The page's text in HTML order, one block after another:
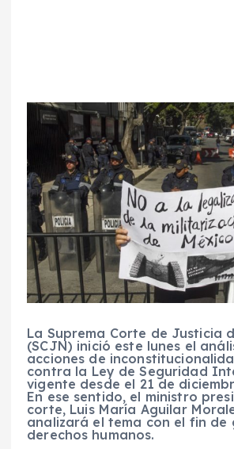
La Suprema Corte de Justicia
(SCJN) inició este lunes el
acciones de
contra la Ley de Seguridad
vigente desde el 21 de
En ese sentido, el ministro
corte, Luis María Aguilar
analizará el tema con el fin de
derechos humanos.